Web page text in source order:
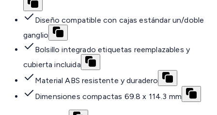
Diseño compatible con cajas estándar un/doble
ganglio
Bolsillo integrado etiquetas reemplazables y
cubierta incluida
Material ABS resistente y duradero
Dimensiones compactas 69.8 x 114.3 mm